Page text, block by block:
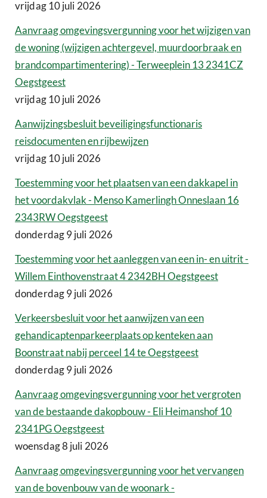
vrijdag 10 juli 2026
Aanvraag omgevingsvergunning voor het wijzigen van
de woning (wijzigen achtergevel, muurdoorbraak en
brandcompartimentering) - Terweeplein 13 2341CZ
Oegstgeest
vrijdag 10 juli 2026
Aanwijzingsbesluit beveiligingsfunctionaris
reisdocumenten en rijbewijzen
vrijdag 10 juli 2026
Toestemming voor het plaatsen van een dakkapel in
het voordakvlak - Menso Kamerlingh Onneslaan 16
2343RW Oegstgeest
donderdag 9 juli 2026
Toestemming voor het aanleggen van een in- en uitrit -
Willem Einthovenstraat 4 2342BH Oegstgeest
donderdag 9 juli 2026
Verkeersbesluit voor het aanwijzen van een
gehandicaptenparkeerplaats op kenteken aan
Boonstraat nabij perceel 14 te Oegstgeest
donderdag 9 juli 2026
Aanvraag omgevingsvergunning voor het vergroten
van de bestaande dakopbouw - Eli Heimanshof 10
2341PG Oegstgeest
woensdag 8 juli 2026
Aanvraag omgevingsvergunning voor het vervangen
van de bovenbouw van de woonark -